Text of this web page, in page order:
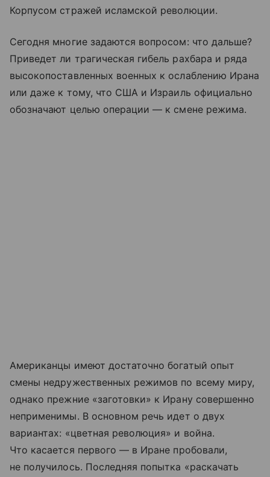
Корпусом стражей исламской революции.
Сегодня многие задаются вопросом: что дальше?
Приведет ли трагическая гибель рахбара и ряда
высокопоставленных военных к ослаблению Ирана
или даже к тому, что США и Израиль официально
обозначают целью операции — к смене режима.
Американцы имеют достаточно богатый опыт
смены недружественных режимов по всему миру,
однако прежние «заготовки» к Ирану совершенно
неприменимы. В основном речь идет о двух
вариантах: «цветная революция» и война.
Что касается первого — в Иране пробовали,
не получилось. Последняя попытка «раскачать